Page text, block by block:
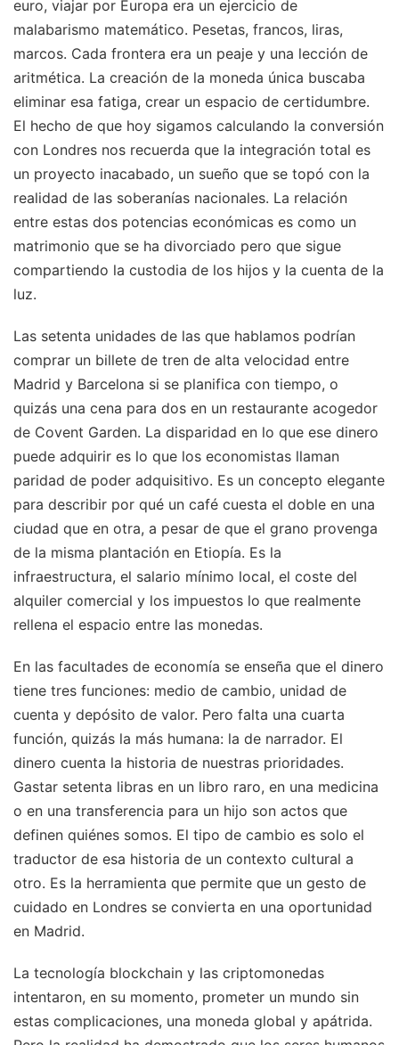
euro, viajar por Europa era un ejercicio de
malabarismo matemático. Pesetas, francos, liras,
marcos. Cada frontera era un peaje y una lección de
aritmética. La creación de la moneda única buscaba
eliminar esa fatiga, crear un espacio de certidumbre.
El hecho de que hoy sigamos calculando la conversión
con Londres nos recuerda que la integración total es
un proyecto inacabado, un sueño que se topó con la
realidad de las soberanías nacionales. La relación
entre estas dos potencias económicas es como un
matrimonio que se ha divorciado pero que sigue
compartiendo la custodia de los hijos y la cuenta de la
luz.
Las setenta unidades de las que hablamos podrían
comprar un billete de tren de alta velocidad entre
Madrid y Barcelona si se planifica con tiempo, o
quizás una cena para dos en un restaurante acogedor
de Covent Garden. La disparidad en lo que ese dinero
puede adquirir es lo que los economistas llaman
paridad de poder adquisitivo. Es un concepto elegante
para describir por qué un café cuesta el doble en una
ciudad que en otra, a pesar de que el grano provenga
de la misma plantación en Etiopía. Es la
infraestructura, el salario mínimo local, el coste del
alquiler comercial y los impuestos lo que realmente
rellena el espacio entre las monedas.
En las facultades de economía se enseña que el dinero
tiene tres funciones: medio de cambio, unidad de
cuenta y depósito de valor. Pero falta una cuarta
función, quizás la más humana: la de narrador. El
dinero cuenta la historia de nuestras prioridades.
Gastar setenta libras en un libro raro, en una medicina
o en una transferencia para un hijo son actos que
definen quiénes somos. El tipo de cambio es solo el
traductor de esa historia de un contexto cultural a
otro. Es la herramienta que permite que un gesto de
cuidado en Londres se convierta en una oportunidad
en Madrid.
La tecnología blockchain y las criptomonedas
intentaron, en su momento, prometer un mundo sin
estas complicaciones, una moneda global y apátrida.